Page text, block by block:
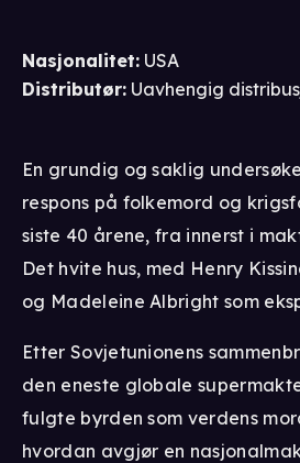
Nasjonalitet: USA
Distributør: Uavhengig
En grundig og saklig
respons på folkemord og
siste 40 årene, fra innerst i
Det hvite hus, med Henry
og Madeleine Albright som
Etter Sovjetunionens
den eneste globale
fulgte byrden som verdens
hvordan avgjør en